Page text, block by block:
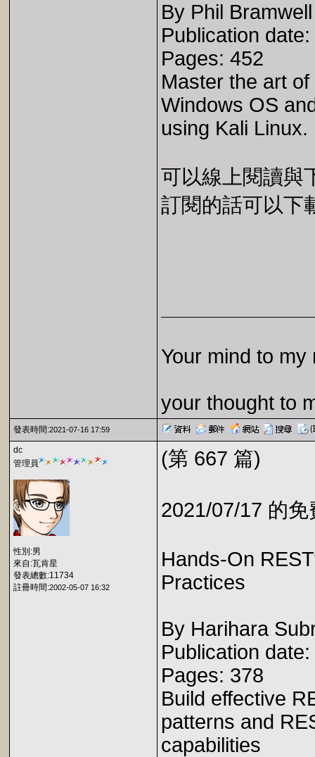
By Phil Bramwell
Publication
Pages: 452
Master the art
Windows OS
using Kali Linux.
可以線上閱讀與
訂閱的話可以下
Your mind to my
your thought to
發表時間:2021-07-16 17:59
dc
管理員
性別:男
來自:瓦肯星
發表總數:11734
註冊時間:2002-05-07 16:32
(第 667 篇)
2021/07/17 的
Hands-On
Practices
By Harihara
Publication
Pages: 378
Build effective
patterns and
capabilities